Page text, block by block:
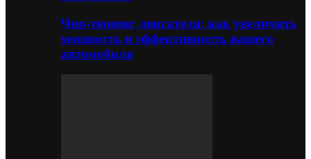
Чип-тюнинг двигателя: как увеличить
мощность и эффективность вашего
автомобиля